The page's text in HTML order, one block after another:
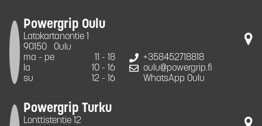
Powergrip Oulu
Latokartanontie 1
90150
Oulu
ma - pe
11 - 18
la
10 - 16
su
12 - 16
+358452718818
oulu@powergrip.fi
WhatsApp Oulu
Powergrip Turku
Lonttistentie 12